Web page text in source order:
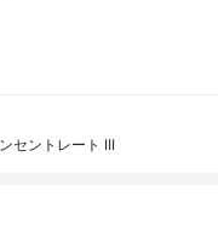
セントレート III